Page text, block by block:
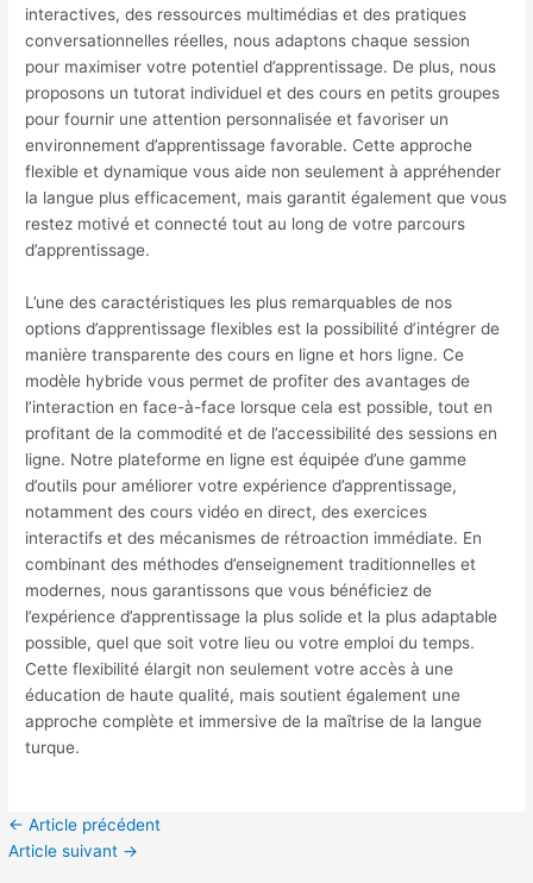
interactives, des ressources multimédias et des pratiques
conversationnelles réelles, nous adaptons chaque session
pour maximiser votre potentiel d’apprentissage. De plus, nous
proposons un tutorat individuel et des cours en petits groupes
pour fournir une attention personnalisée et favoriser un
environnement d’apprentissage favorable. Cette approche
flexible et dynamique vous aide non seulement à appréhender
la langue plus efficacement, mais garantit également que vous
restez motivé et connecté tout au long de votre parcours
d’apprentissage.
L’une des caractéristiques les plus remarquables de nos
options d’apprentissage flexibles est la possibilité d’intégrer de
manière transparente des cours en ligne et hors ligne. Ce
modèle hybride vous permet de profiter des avantages de
l’interaction en face-à-face lorsque cela est possible, tout en
profitant de la commodité et de l’accessibilité des sessions en
ligne. Notre plateforme en ligne est équipée d’une gamme
d’outils pour améliorer votre expérience d’apprentissage,
notamment des cours vidéo en direct, des exercices
interactifs et des mécanismes de rétroaction immédiate. En
combinant des méthodes d’enseignement traditionnelles et
modernes, nous garantissons que vous bénéficiez de
l’expérience d’apprentissage la plus solide et la plus adaptable
possible, quel que soit votre lieu ou votre emploi du temps.
Cette flexibilité élargit non seulement votre accès à une
éducation de haute qualité, mais soutient également une
approche complète et immersive de la maîtrise de la langue
turque.
← Article précédent
Article suivant →